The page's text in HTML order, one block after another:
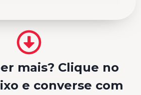
mais? Clique no
e converse com